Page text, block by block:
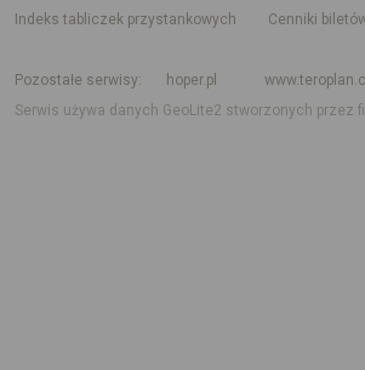
indeks tabliczek przystankowych
Cenniki
Pozostałe serwisy
hoper.pl
Serwis używa danych GeoLite2 stworzonych przez